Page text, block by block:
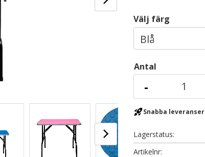
Välj färg
Antal
-
rocket_launchSnabba leveranser
Lagerstatus
Artikelnr